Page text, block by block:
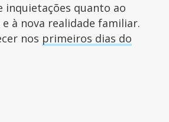
inquietações quanto ao
à nova realidade familiar.
nos primeiros dias do